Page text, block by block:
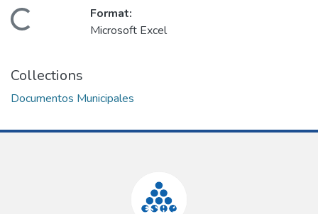
Loading...
Format:
Microsoft Excel
Collections
Documentos Municipales